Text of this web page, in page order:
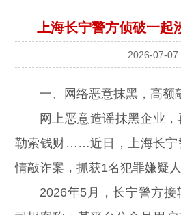
上海长宁警方侦破一起
2026-07-07
一、网络恶意抹黑，高额
网上恶意造谣抹黑企业
勒索钱财……近日，上海长宁
情敲诈案，抓获1名犯罪嫌疑人
2026年5月，长宁警方